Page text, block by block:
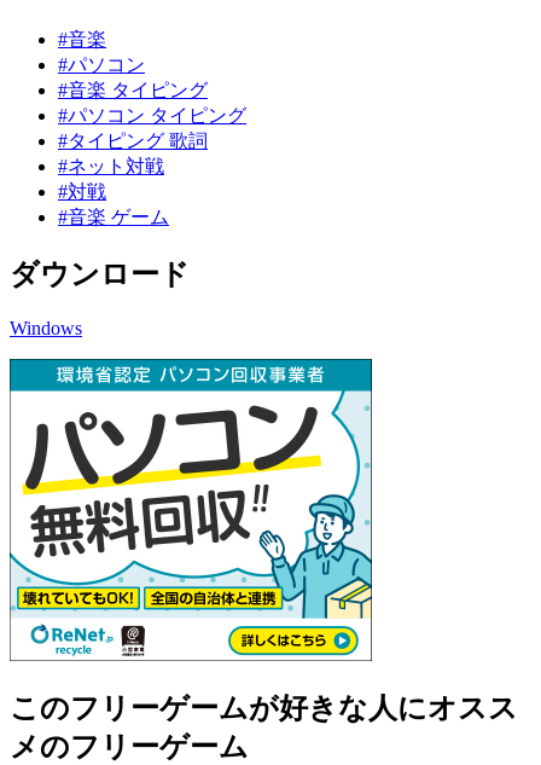
#音楽
#パソコン
#音楽 タイピング
#パソコン タイピング
#タイピング 歌詞
#ネット対戦
#対戦
#音楽 ゲーム
ダウンロード
Windows
このフリーゲームが好きな人にオスス
メのフリーゲーム